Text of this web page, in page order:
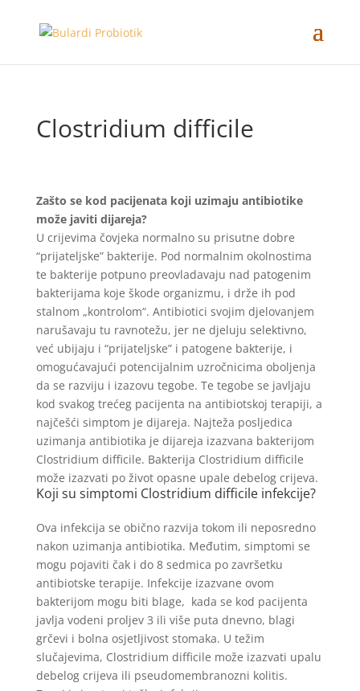
Clostridium difficile
Zašto se kod pacijenata koji uzimaju antibiotike
može javiti dijareja?
U crijevima čovjeka normalno su prisutne dobre
“prijateljske” bakterije. Pod normalnim okolnostima
te bakterije potpuno preovladavaju nad patogenim
bakterijama koje škode organizmu, i drže ih pod
stalnom „kontrolom“. Antibiotici svojim djelovanjem
narušavaju tu ravnotežu, jer ne djeluju selektivno,
već ubijaju i “prijateljske” i patogene bakterije, i
omogućavajući potencijalnim uzročnicima oboljenja
da se razviju i izazovu tegobe. Te tegobe se javljaju
kod svakog trećeg pacijenta na antibiotskoj terapiji, a
najčešći simptom je dijareja. Najteža posljedica
uzimanja antibiotika je dijareja izazvana bakterijom
Clostridium difficile. Bakterija Clostridium difficile
može izazvati po život opasne upale debelog crijeva.
Koji su simptomi Clostridium difficile infekcije?
Ova infekcija se obično razvija tokom ili neposredno
nakon uzimanja antibiotika. Međutim, simptomi se
mogu pojaviti čak i do 8 sedmica po završetku
antibiotske terapije. Infekcije izazvane ovom
bakterijom mogu biti blage, kada se kod pacijenta
javlja vodeni proljev 3 ili više puta dnevno, blagi
grčevi i bolna osjetljivost stomaka. U težim
slučajevima, Clostridium difficile može izazvati upalu
debelog crijeva ili pseudomembranozni kolitis.